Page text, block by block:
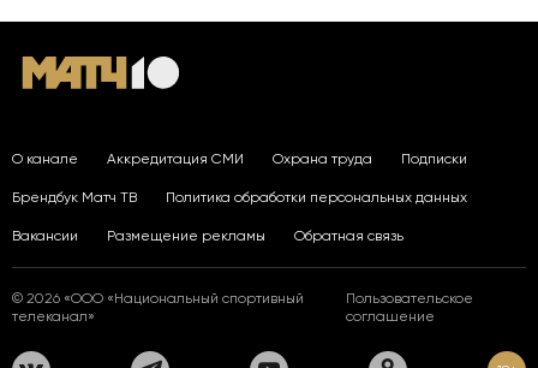
О канале Аккредитация СМИ Охрана труда Подписки
Брендбук Матч ТВ Политика обработки персональных данных
Вакансии Размещение рекламы Обратная связь
© 2026 «ООО «Национальный спортивный
телеканал»
Пользовательское
соглашение